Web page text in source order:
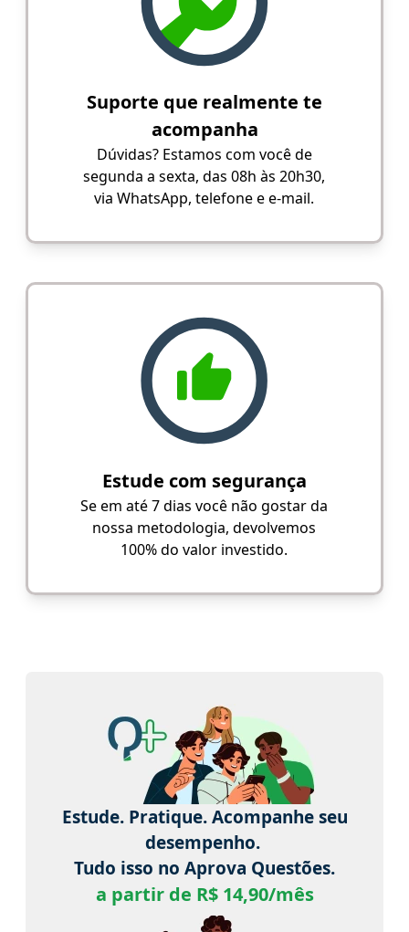
Suporte que realmente te
acompanha
Dúvidas? Estamos com você de
segunda a sexta, das 08h às 20h30,
via WhatsApp, telefone e e-mail.
Estude com segurança
Se em até 7 dias você não gostar da
nossa metodologia, devolvemos
100% do valor investido.
Estude. Pratique. Acompanhe seu
desempenho.
Tudo isso no Aprova Questões.
a partir de R$ 14,90/mês